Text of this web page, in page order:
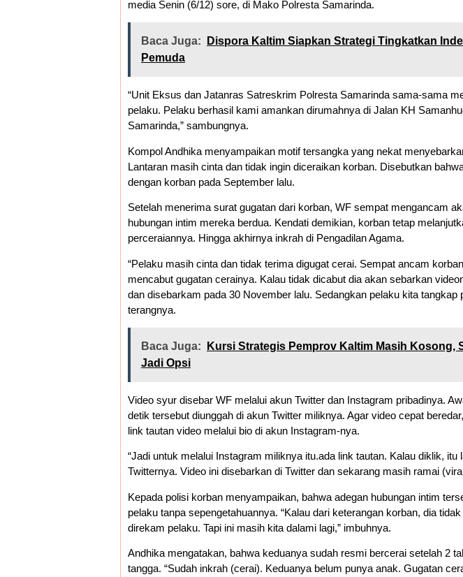
media Senin (6/12) sore, di Mako Polresta Samarinda.
Baca Juga:
Dispora Kaltim Siapkan Strategi Tingkatkan
Pemuda
“Unit Eksus dan Jatanras Satreskrim Polresta Samarinda sama-sama
pelaku. Pelaku berhasil kami amankan dirumahnya di Jalan KH
Samarinda,” sambungnya.
Kompol Andhika menyampaikan motif tersangka yang nekat
Lantaran masih cinta dan tidak ingin diceraikan korban. Disebutkan
dengan korban pada September lalu.
Setelah menerima surat gugatan dari korban, WF sempat mengancam
hubungan intim mereka berdua. Kendati demikian, korban tetap
perceraiannya. Hingga akhirnya inkrah di Pengadilan Agama.
“Pelaku masih cinta dan tidak terima digugat cerai. Sempat ancam
mencabut gugatan cerainya. Kalau tidak dicabut dia akan sebarkan
dan disebarkam pada 30 November lalu. Sedangkan pelaku kita tangkap
terangnya.
Baca Juga:
Kursi Strategis Pemprov Kaltim Masih Kosong,
Jadi Opsi
Video syur disebar WF melalui akun Twitter dan Instagram pribadinya.
detik tersebut diunggah di akun Twitter miliknya. Agar video cepat
link tautan video melalui bio di akun Instagram-nya.
“Jadi untuk melalui Instagram miliknya itu.ada link tautan. Kalau diklik, itu
Twitternya. Video ini disebarkan di Twitter dan sekarang masih ramai
Kepada polisi korban menyampaikan, bahwa adegan hubungan intim
pelaku tanpa sepengetahuannya. “Kalau dari keterangan korban, dia
direkam pelaku. Tapi ini masih kita dalami lagi,” imbuhnya.
Andhika mengatakan, bahwa keduanya sudah resmi bercerai setelah 2
tangga. “Sudah inkrah (cerai). Keduanya belum punya anak. Gugatan